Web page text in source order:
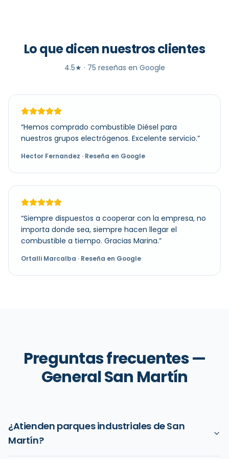
Lo que dicen nuestros clientes
4.5★ · 75 reseñas en Google
“Hemos comprado combustible Diésel para
nuestros grupos electrógenos. Excelente servicio.”
Hector Fernandez · Reseña en Google
“Siempre dispuestos a cooperar con la empresa, no
importa donde sea, siempre hacen llegar el
combustible a tiempo. Gracias Marina.”
Ortalli Marcalba · Reseña en Google
Preguntas frecuentes —
General San Martín
¿Atienden parques industriales de San
Martín?